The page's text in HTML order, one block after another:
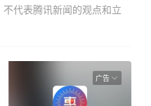
代表腾讯新闻的观点和立
广告